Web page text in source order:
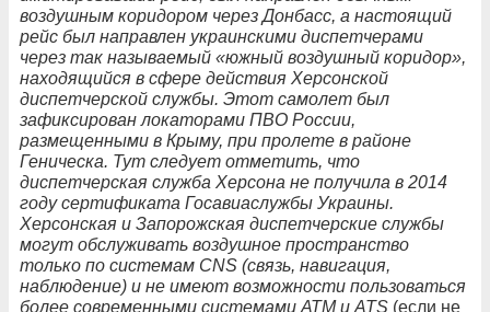
воздушным коридором через Донбасс, а настоящий
рейс был направлен украинскими диспетчерами
через так называемый «южный воздушный коридор»,
находящийся в сфере действия Херсонской
диспетчерской службы. Этот самолет был
зафиксирован локаторами ПВО России,
размещенными в Крыму, при пролете в районе
Геническа. Тут следует отметить, что
диспетчерская служба Херсона не получила в 2014
году сертификата Госавиаслужбы Украины.
Херсонская и Запорожская диспетчерские службы
могут обслуживать воздушное пространство
только по системам CNS (связь, навигация,
наблюдение) и не имеют возможности пользоваться
более современными системами АТМ и ATS (если не